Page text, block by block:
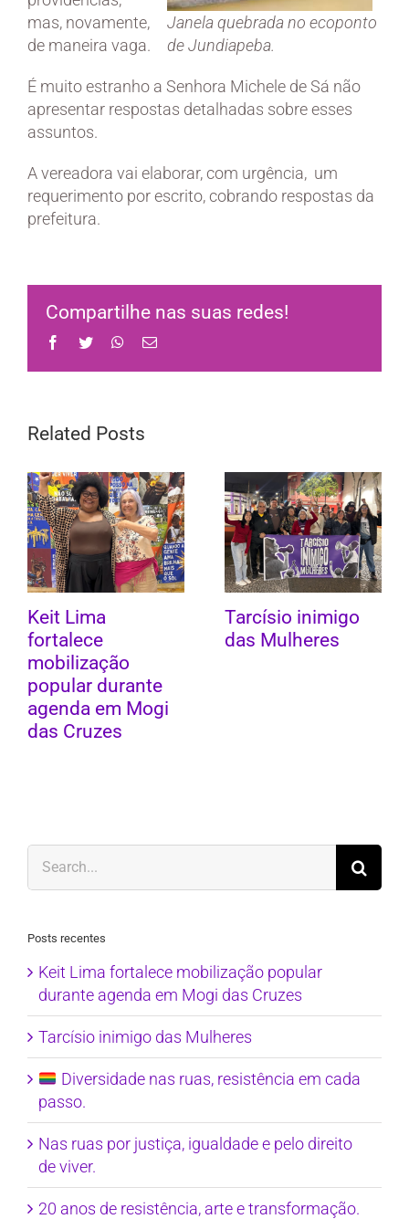
Janela quebrada no ecoponto
de Jundiapeba.
mas, novamente,
de maneira vaga.
É muito estranho a Senhora Michele de Sá não
apresentar respostas detalhadas sobre esses
assuntos.
A vereadora vai elaborar, com urgência, um
requerimento por escrito, cobrando respostas da
prefeitura.
Compartilhe nas suas redes!
Facebook
Twitter WhatsApp
Email
Related Posts
Keit Lima
fortalece
mobilização
popular durante
agenda em Mogi
das Cruzes
Tarcísio inimigo
das Mulheres
for:
Posts recentes
Keit Lima fortalece mobilização popular
durante agenda em Mogi das Cruzes
Tarcísio inimigo das Mulheres
Diversidade nas ruas, resistência em cada
passo.
Nas ruas por justiça, igualdade e pelo direito
de viver.
20 anos de resistência, arte e transformação.